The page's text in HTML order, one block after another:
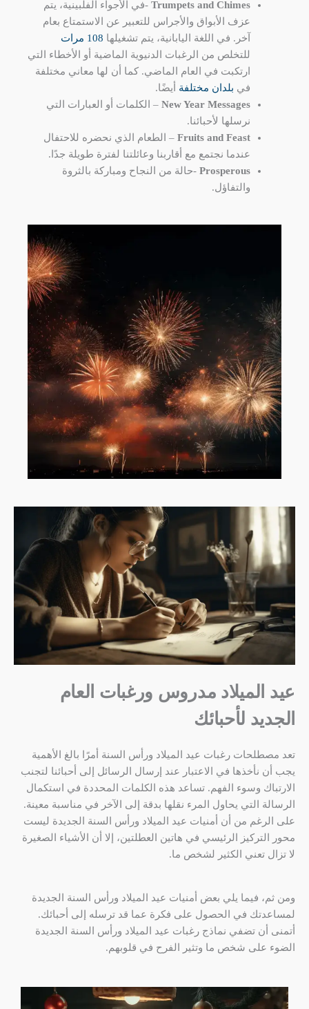
Trumpets and Chimes -في الأجواء الفلبينية، يتم
عزف الأبواق والأجراس للتعبير عن الاستمتاع بعام
آخر. في اللغة اليابانية، يتم تشغيلها
للتخلص من الرغبات الدنيوية الماضية أو الأخطاء التي
ارتكبت في العام الماضي. كما أن لها معاني مختلفة
في بلدان مختلفة أيضًا.
New Year Messages – الكلمات أو العبارات التي
نرسلها لأحبائنا.
Fruits and Feast – الطعام الذي نحضره للاحتفال
عندما نجتمع مع أقاربنا وعائلتنا لفترة طويلة جدًا.
Prosperous -حالة من النجاح ومباركة بالثروة
والتفاؤل.
عيد الميلاد مدروس ورغبات العام
الجديد لأحبائك
تعد مصطلحات رغبات عيد الميلاد ورأس السنة أمرًا بالغ الأهمية
يجب أن نأخذها في الاعتبار عند إرسال الرسائل إلى أحبائنا لتجنب
الارتباك وسوء الفهم. تساعد هذه الكلمات المحددة في استكمال
الرسالة التي يحاول المرء نقلها بدقة إلى الآخر في مناسبة معينة.
على الرغم من أن أمنيات عيد الميلاد ورأس السنة الجديدة ليست
محور التركيز الرئيسي في هاتين العطلتين، إلا أن الأشياء الصغيرة
لا تزال تعني الكثير لشخص ما.
ومن ثم، فيما يلي بعض أمنيات عيد الميلاد ورأس السنة الجديدة
لمساعدتك في الحصول على فكرة عما قد ترسله إلى أحبائك.
أتمنى أن تضفي نماذج رغبات عيد الميلاد ورأس السنة الجديدة
الضوء على شخص ما وتثير الفرح في قلوبهم.